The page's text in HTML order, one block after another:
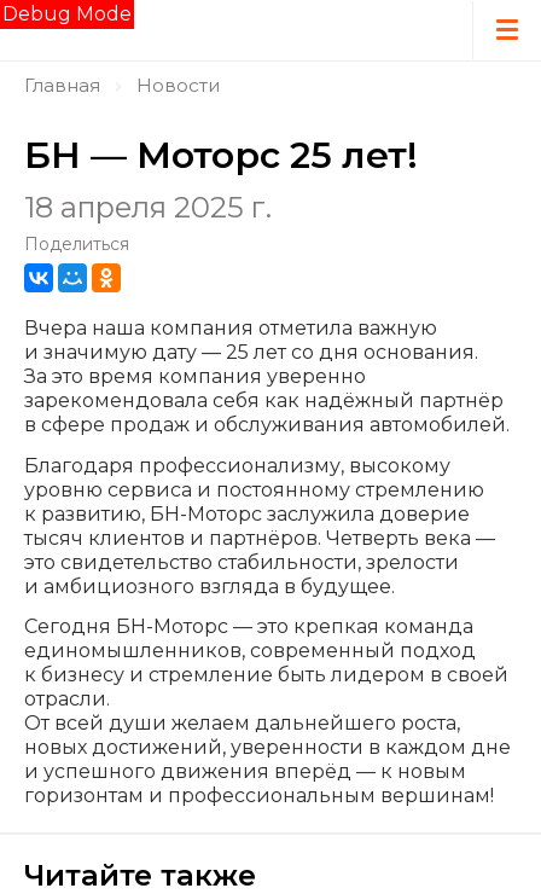
Debug Mode
Главная Новости
БН — Моторс 25 лет!
18 апреля 2025 г.
Поделиться
Вчера наша компания отметила важную
и значимую дату — 25 лет со дня основания.
За это время компания уверенно
зарекомендовала себя как надёжный партнёр
в сфере продаж и обслуживания автомобилей.
Благодаря профессионализму, высокому
уровню сервиса и постоянному стремлению
к развитию, БН-Моторс заслужила доверие
тысяч клиентов и партнёров. Четверть века —
это свидетельство стабильности, зрелости
и амбициозного взгляда в будущее.
Сегодня БН-Моторс — это крепкая команда
единомышленников, современный подход
к бизнесу и стремление быть лидером в своей
отрасли.
От всей души желаем дальнейшего роста,
новых достижений, уверенности в каждом дне
и успешного движения вперёд — к новым
горизонтам и профессиональным вершинам!
Читайте также